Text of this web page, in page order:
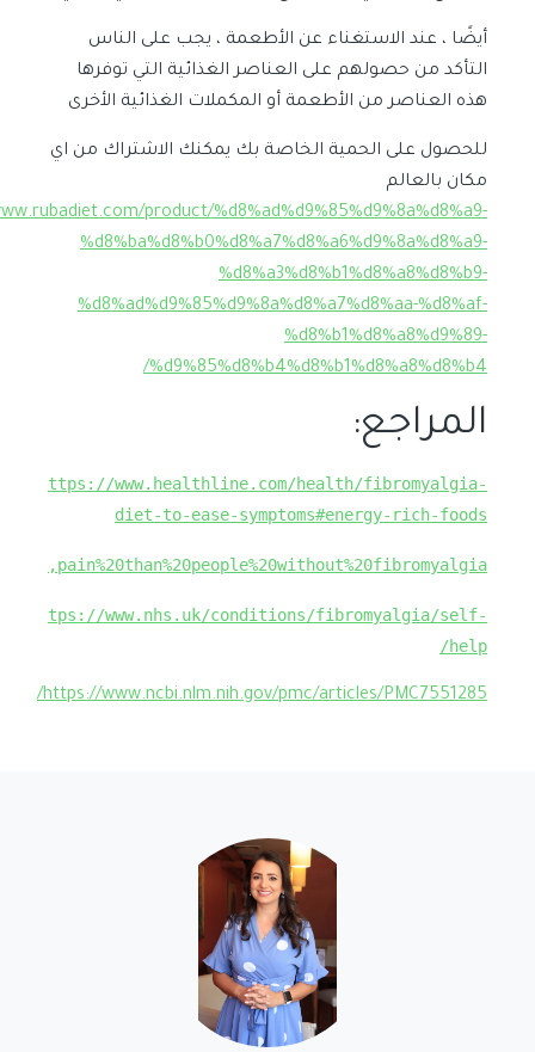
أيضًا ، عند الاستغناء عن الأطعمة ، يجب على الناس
التأكد من حصولهم على العناصر الغذائية التي توفرها
هذه العناصر من الأطعمة أو المكملات الغذائية الأخرى
للحصول على الحمية الخاصة بك يمكنك الاشتراك من اي
مكان بالعالم
product/%d8%ad%d9%85%d9%8a%d8%a9-
%d8%ba%d8%b0%d8%a7%d8%a6%d9%8a%d8%a9-
%d8%a3%d8%b1%d8%a8%d8%b9-
%d8%ad%d9%85%d9%8a%d8%a7%d8%aa-%d8%af-
%d8%b1%d8%a8%d9%89-
%d9%85%d8%b4%d8%b1%d8%a8%d8%b4/
المراجع:
https://www.healthline.com/health/fibromyalgia-
diet-to-ease-symptoms#energy-rich-foods
https://www.nhs.uk/conditions/fibromyalgia/self-
help/
https://www.ncbi.nlm.nih.gov/pmc/articles/PMC7551285/